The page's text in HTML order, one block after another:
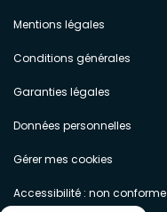
Mentions légales
Conditions générales
Garanties légales
Données personnelles
Gérer mes cookies
Accessibilité : non conforme